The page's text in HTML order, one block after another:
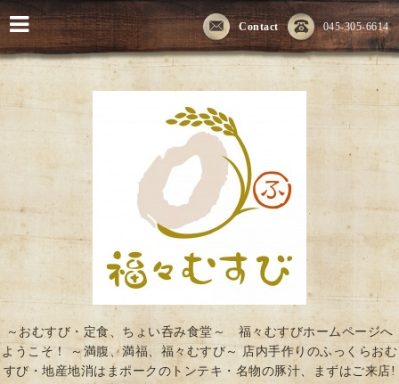
045-305-6614
Contact
～おむすび・定食、ちょい呑み食堂～ 福々むすびホームページへ
ようこそ！ ～満腹、満福、福々むすび～ 店内手作りのふっくらおむ
すび・地産地消はまポークのトンテキ・名物の豚汁、まずはご来店!